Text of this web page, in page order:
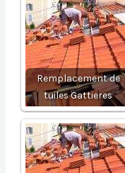
Remplacement de
tuiles Gattieres